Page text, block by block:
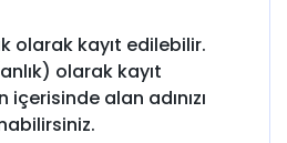
olarak kayıt edilebilir.
olarak kayıt
alan adınızı